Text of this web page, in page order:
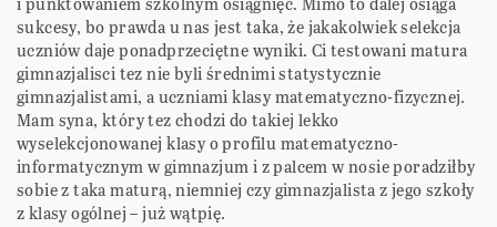
sukcesy, bo prawda u nas jest taka, że jakakolwiek selekcja
uczniów daje ponadprzeciętne wyniki. Ci testowani matura
gimnazjalisci tez nie byli średnimi statystycznie
gimnazjalistami, a uczniami klasy matematyczno-fizycznej.
Mam syna, który tez chodzi do takiej lekko
wyselekcjonowanej klasy o profilu matematyczno-
informatycznym w gimnazjum i z palcem w nosie poradziłby
sobie z taka maturą, niemniej czy gimnazjalista z jego szkoły
z klasy ogólnej – już wątpię.